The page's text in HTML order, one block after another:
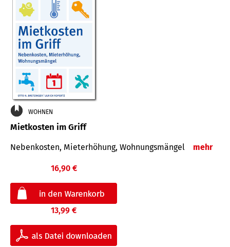
WOHNEN
Mietkosten im Griff
Nebenkosten, Mieterhöhung, Wohnungsmängel mehr
16,90 €
13,99 €